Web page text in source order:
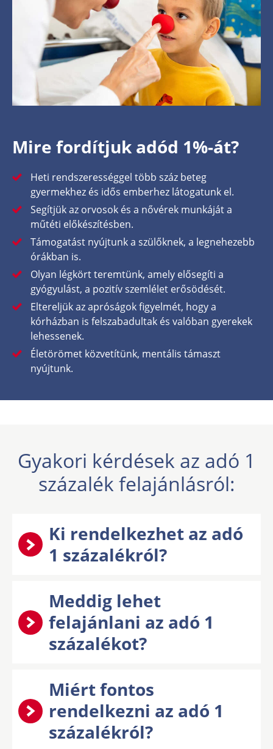
Mire fordítjuk adód 1%-át?
Heti rendszerességgel több száz beteg
gyermekhez és idős emberhez látogatunk el.
Segítjük az orvosok és a nővérek munkáját a
műtéti előkészítésben.
Támogatást nyújtunk a szülőknek, a legnehezebb
órákban is.
Olyan légkört teremtünk, amely elősegíti a
gyógyulást, a pozitív szemlélet erősödését.
Eltereljük az apróságok figyelmét, hogy a
kórházban is felszabadultak és valóban gyerekek
lehessenek.
Életörömet közvetítünk, mentális támaszt
nyújtunk.
Gyakori kérdések az adó 1
százalék felajánlásról:
Ki rendelkezhet az adó
1 százalékról?
Meddig lehet
felajánlani az adó 1
százalékot?
Miért fontos
rendelkezni az adó 1
százalékról?